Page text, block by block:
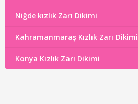
Niğde kızlık Zarı Dikimi
Kahramanmaraş Kızlık Zarı Dikimi
Konya Kızlık Zarı Dikimi